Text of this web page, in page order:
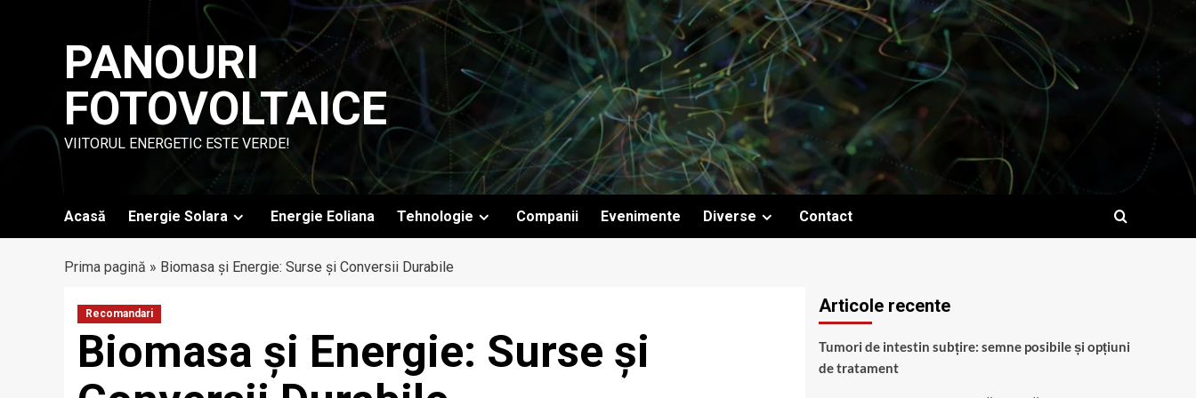
PANOURI
FOTOVOLTAICE
VIITORUL ENERGETIC ESTE VERDE!
Acasă Energie Solara Energie Eoliana Tehnologie Companii Evenimente Diverse Contact
Prima pagină » Biomasa și Energie: Surse și Conversii Durabile
Recomandari
Biomasa și Energie: Surse și
Articole recente
Tumori de intestin subțire: semne posibile și opțiuni
de tratament